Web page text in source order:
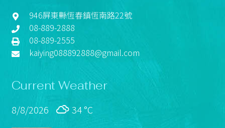
946屏東縣恆春鎮恆南路22號
08-889-2888
08-889-2555
kaiying088892888@gmail.com
Current Weather
8/8/2026 34 °C